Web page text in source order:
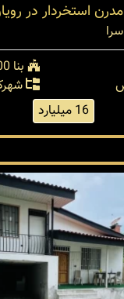
استخردار در
بنا 300 متر
16 میلیارد